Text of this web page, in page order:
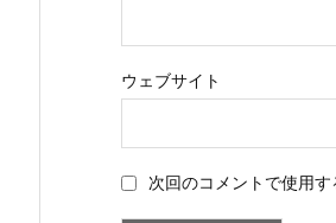
ウェブサイト
次回のコメントで使用